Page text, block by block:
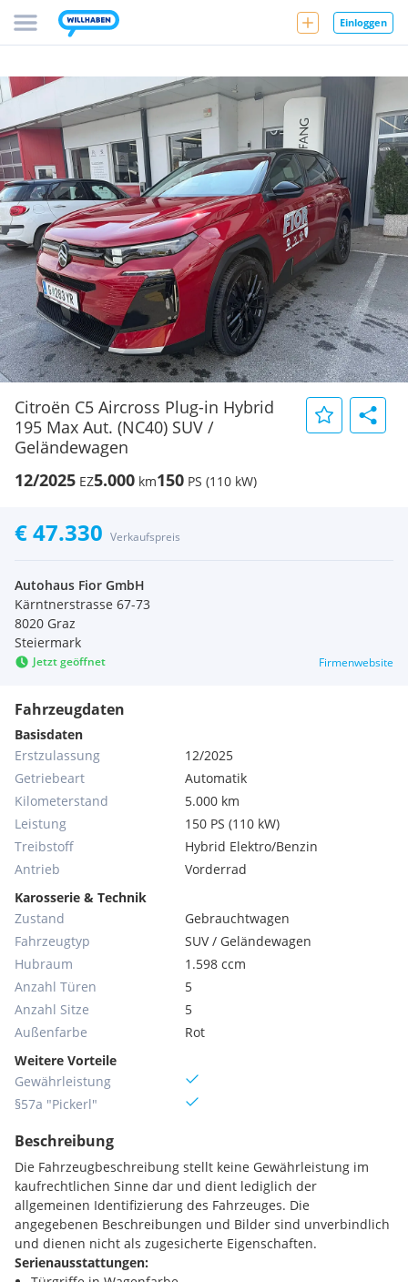
Einloggen
Citroën C5 Aircross Plug-in Hybrid
195 Max Aut. (NC40) SUV /
Geländewagen
12/2025 EZ5.000 km150 PS (110 kW)
€ 47.330 Verkaufspreis
Autohaus Fior GmbH
Kärntnerstrasse 67-73
8020 Graz
Steiermark
Jetzt geöffnet Firmenwebsite
Fahrzeugdaten
Basisdaten
Erstzulassung
12/2025
Getriebeart
Automatik
Kilometerstand
5.000 km
Leistung
150 PS (110 kW)
Treibstoff
Hybrid Elektro/Benzin
Antrieb
Vorderrad
Karosserie & Technik
Zustand
Gebrauchtwagen
Fahrzeugtyp
SUV / Geländewagen
Hubraum
1.598 ccm
Anzahl Türen
5
Anzahl Sitze
5
Außenfarbe
Rot
Weitere Vorteile
Gewährleistung
§57a "Pickerl"
Beschreibung
Die Fahrzeugbeschreibung stellt keine Gewährleistung im
kaufrechtlichen Sinne dar und dient lediglich der
allgemeinen Identifizierung des Fahrzeuges. Die
angegebenen Beschreibungen und Bilder sind unverbindlich
und dienen nicht als zugesicherte Eigenschaften.
Serienausstattungen: